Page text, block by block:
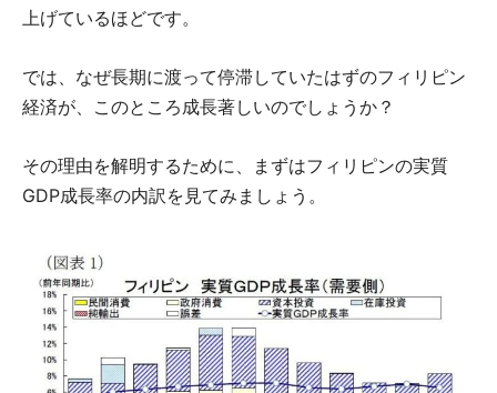
上げているほどです。
では、なぜ長期に渡って停滞していたはずのフィリピン
経済が、このところ成長著しいのでしょうか？
その理由を解明するために、まずはフィリピンの実質
GDP成長率の内訳を見てみましょう。